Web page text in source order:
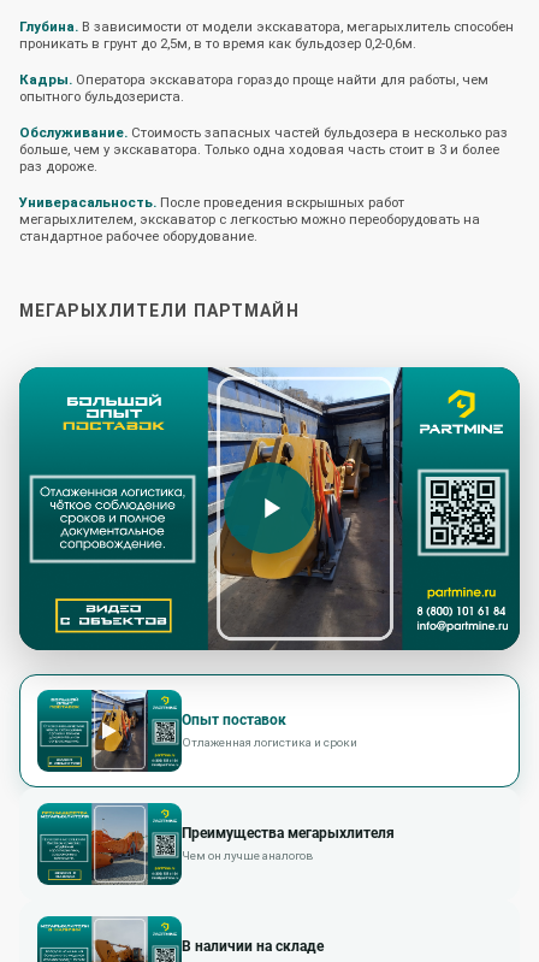
Глубина. В зависимости от модели экскаватора, мегарыхлитель способен
проникать в грунт до 2,5м, в то время как бульдозер 0,2-0,6м.
Кадры. Оператора экскаватора гораздо проще найти для работы, чем
опытного бульдозериста.
Обслуживание. Стоимость запасных частей бульдозера в несколько раз
больше, чем у экскаватора. Только одна ходовая часть стоит в 3 и более
раз дороже.
Универасальность. После проведения вскрышных работ
мегарыхлителем, экскаватор с легкостью можно переоборудовать на
стандартное рабочее оборудование.
МЕГАРЫХЛИТЕЛИ ПАРТМАЙН
Опыт поставок
Отлаженная логистика и сроки
Преимущества мегарыхлителя
Чем он лучше аналогов
В наличии на складе